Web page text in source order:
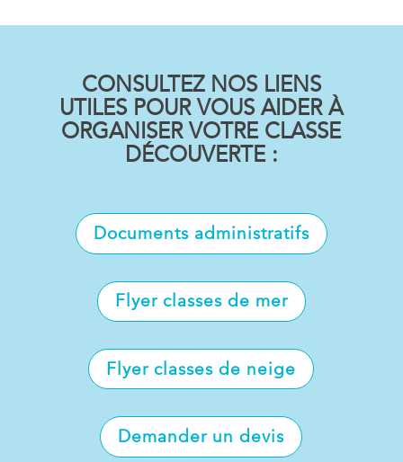
CONSULTEZ NOS LIENS
UTILES POUR VOUS AIDER À
ORGANISER VOTRE CLASSE
DÉCOUVERTE :
Documents administratifs
Flyer classes de mer
Flyer classes de neige
Demander un devis